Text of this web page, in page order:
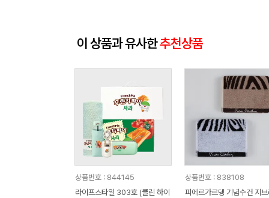
이 상품과 유사한추천상품
상품번호 : 844145
라이프스타일 303호 (쿨린 하이
상품번호 : 838108
피에르가르뎅 기념수건 지